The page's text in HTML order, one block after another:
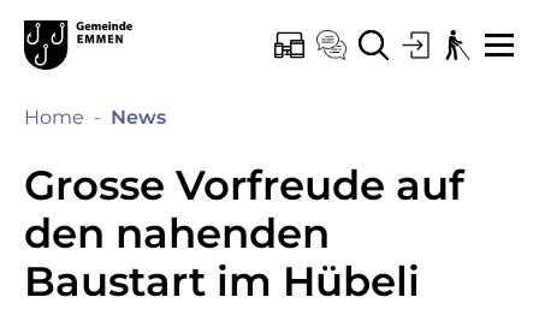
zur Startseite
Direkt zur Hauptnavigation
Direkt zum Inhalt
Direkt zur Suche
Direkt zum Stichwortverzeichnis
KopfzeileEmmen
Hauptnavigation
ONLINE-SCHALTER
KONTAKT
SUCHELOGIN
Hauptinhalt
Home News(ausgewählt)
Grosse Vorfreude auf
den nahenden
Baustart im Hübeli